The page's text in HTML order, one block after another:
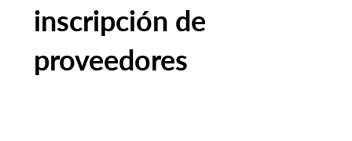
inscripción de
proveedores